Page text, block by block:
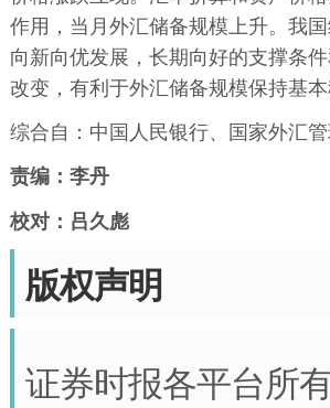
作用，当月外汇储备规模上升。我国
向新向优发展，长期向好的支撑条
改变，有利于外汇储备规模保持基本
综合自：中国人民银行、国家外汇
责编：李丹
校对： 吕久彪
版权声明
证券时报各平台所